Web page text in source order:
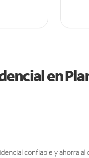
en
confiable y ahorra al